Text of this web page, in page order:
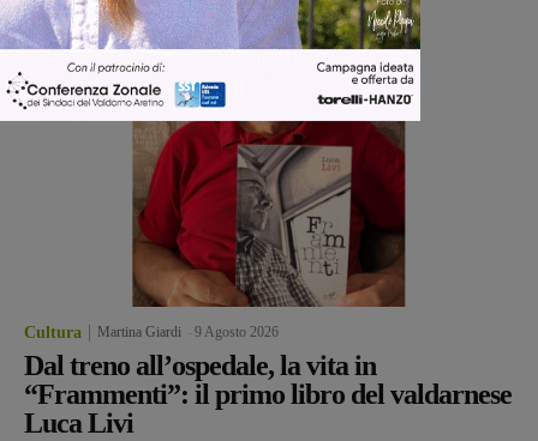
Cultura Martina Giardi 9 Agosto 2026
Dal treno all’ospedale, la vita in
“Frammenti”: il primo libro del valdarnese
Luca Livi